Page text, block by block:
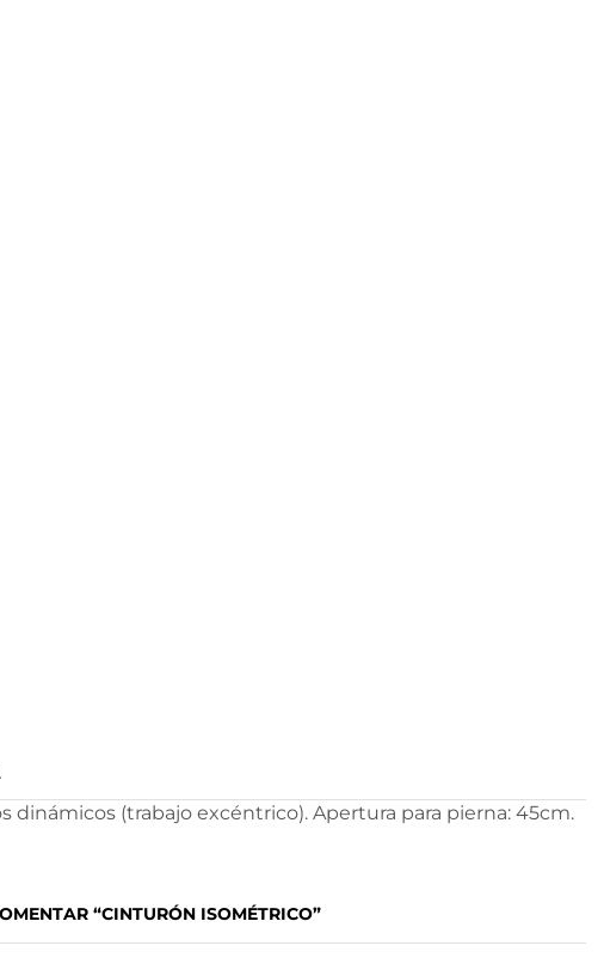
(trabajo excéntrico). Apertura para pierna: 45cm.
“CINTURÓN ISOMÉTRICO”